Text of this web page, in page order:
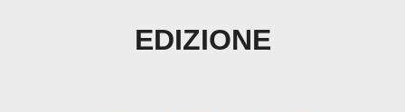
EDIZIONE